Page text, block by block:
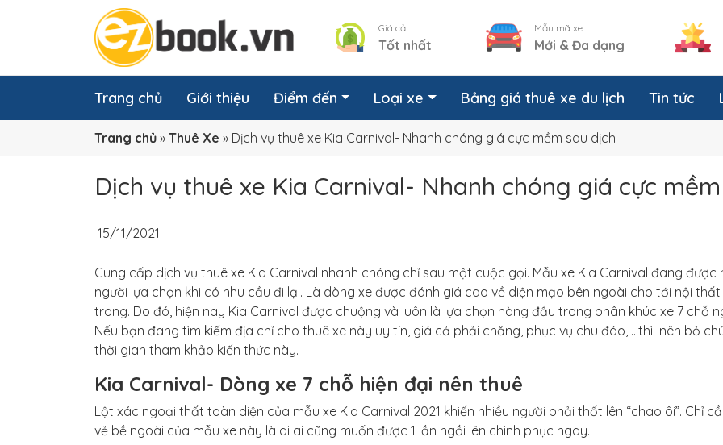
Giá cả
Tốt nhất
Mẫu mã xe
Mới & Đa dạng
Trang chủ Giới thiệu Điểm đến Loại xe Bảng giá thuê xe du lịch Tin tức
Trang chủ » Thuê Xe » Dịch vụ thuê xe Kia Carnival- Nhanh chóng giá cực mềm sau dịch
Dịch vụ thuê xe Kia Carnival- Nhanh chóng giá cực
15/11/2021
Cung cấp dịch vụ thuê xe Kia Carnival nhanh chóng chỉ sau một cuộc gọi. Mẫu xe Kia Carnival đang được
người lựa chọn khi có nhu cầu đi lại. Là dòng xe được đánh giá cao về diện mạo bên ngoài cho tới nội thất
trong. Do đó, hiện nay Kia Carnival được chuộng và luôn là lựa chọn hàng đầu trong phân khúc xe 7 chỗ
Nếu bạn đang tìm kiếm địa chỉ cho thuê xe này uy tín, giá cả phải chăng, phục vụ chu đáo, …thì nên bỏ
thời gian tham khảo kiến thức này.
Kia Carnival- Dòng xe 7 chỗ hiện đại nên thuê
Lột xác ngoại thất toàn diện của mẫu xe Kia Carnival 2021 khiến nhiều người phải thốt lên “chao ôi”. Chỉ
vẻ bề ngoài của mẫu xe này là ai ai cũng muốn được 1 lần ngồi lên chinh phục ngay.